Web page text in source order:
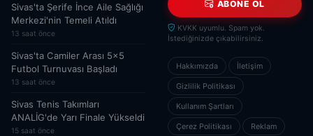
Sivas'ta Şerife İnce Aile Sağlığı
Merkezi'nin Temeli Atıldı
13 saat önce
Sivas'ta Camiler Arası 5x5
Futbol Turnuvası Başladı
13 saat önce
Sivas Tenis Takımları
ANALİG'de Yarı Finale Yükseldi
15 saat önce
ABONE OL
KVKK uyumlu. Spam yok.
İstediğinizde çıkabilirsiniz.
Hakkımızda İletişim
Gizlilik Politikası
Kullanım Şartları
Çerez Politikası Reklam